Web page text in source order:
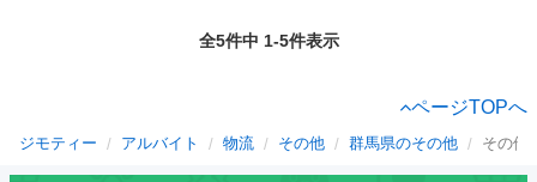
全5件中 1-5件表示
ページTOPへ
ジモティー アルバイト 物流 その他 群馬県のその他 その他